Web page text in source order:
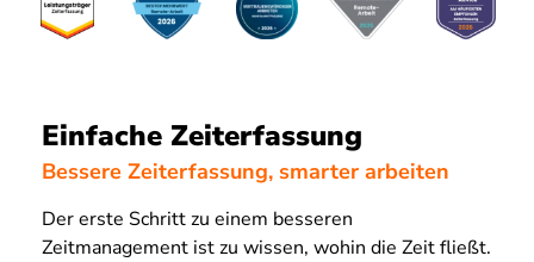
Einfache Zeiterfassung
Bessere Zeiterfassung, smarter arbeiten
Der erste Schritt zu einem besseren
Zeitmanagement ist zu wissen, wohin die Zeit fließt.